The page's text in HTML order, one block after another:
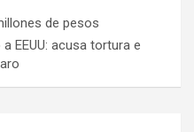
de pesos
EEUU: acusa tortura e